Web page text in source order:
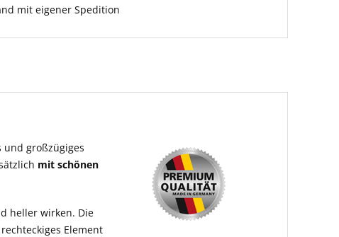
mit eigener Spedition
und großzügiges
mit schönen
heller wirken. Die
Element